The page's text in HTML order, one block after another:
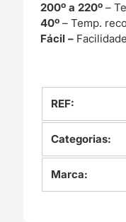
200º a 220º–
40º– Temp.
Fácil –
REF:
Categorias:
Marca: